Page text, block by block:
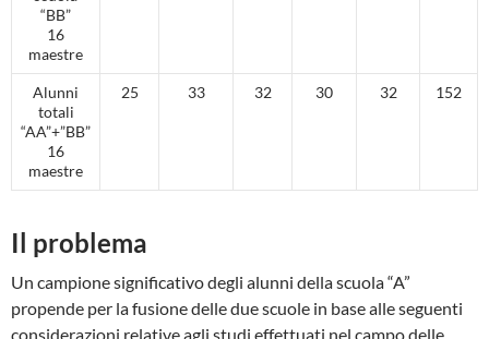
“BB”
16
maestre
Alunni
totali
“AA”+”BB”
16
maestre
25 33 32 30 32 152
Il problema
Un campione significativo degli alunni della scuola “A”
propende per la fusione delle due scuole in base alle seguenti
considerazioni relative agli studi effettuati nel campo delle